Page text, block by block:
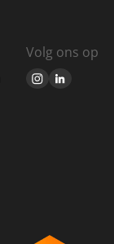
Volg ons op